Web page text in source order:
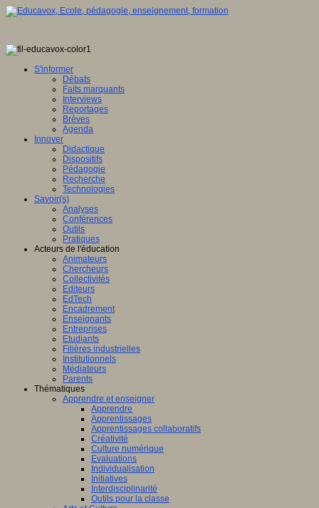
S'informer
Débats
Faits marquants
Interviews
Reportages
Brèves
Agenda
Innover
Didactique
Dispositifs
Pédagogie
Recherche
Technologies
Savoir(s)
Analyses
Conférences
Outils
Pratiques
Acteurs de l'éducation
Animateurs
Chercheurs
Collectivités
Editeurs
EdTech
Encadrement
Enseignants
Entreprises
Etudiants
Filières industrielles
Institutionnels
Médiateurs
Parents
Thématiques
Apprendre et enseigner
Apprendre
Apprentissages
Apprentissages collaboratifs
Créativité
Culture numérique
Evaluations
Individualisation
Initiatives
Interdisciplinarité
Outils pour la classe